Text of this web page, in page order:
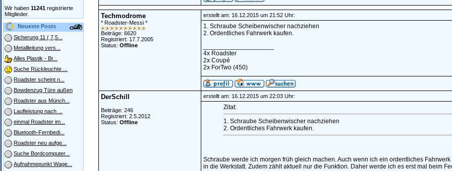
Wir haben 11241 registrierte
Mitglieder.
Neueste Posts
Sicherung 11 ( 7,5...
Metallleitung vers...
Alles Plastik - Br...
Suche Rückleuchte ...
Roadster scheint n...
Bowdenzug Türe außen
Roadster aus Münch...
Laufleistung nach ...
einmal Roadster im...
Bluetooth-Fernbedi...
Roadster neu aufge...
Suche Bordcomputer...
Aufnahmepunkt Wage...
Techmodrome
* Roadster-Messi *
Beiträge: 6620
Registriert: 17.7.2005
Status: Offline
erstellt am: 16.12.2015 um 21:52 Uhr:
1. Schraube Scheibenwischer nachziehen
2. Ordentliches Fahrwerk kaufen.
4x Roadster
2x Coupé
2x ForTwo (450)
DerSchill
Beiträge: 246
Registriert: 2.5.2012
Status: Offline
erstellt am: 16.12.2015 um 22:03 Uhr:
Zitat:
1. Schraube Scheibenwischer nachziehen
2. Ordentliches Fahrwerk kaufen.
Schraube werde ich morgen früh gleich machen. Auch wenn ich ein ordentliches
in die Werkstatt. Zudem zählt aktuell nur die Funktion. Daher werde ich es erst mal beim